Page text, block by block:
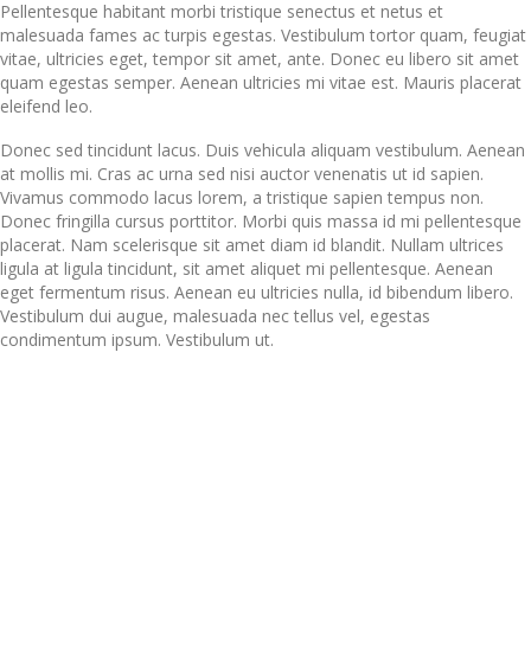
Pellentesque habitant morbi tristique senectus et netus et
malesuada fames ac turpis egestas. Vestibulum tortor quam, feugiat
vitae, ultricies eget, tempor sit amet, ante. Donec eu libero sit amet
quam egestas semper. Aenean ultricies mi vitae est. Mauris placerat
eleifend leo.
Donec sed tincidunt lacus. Duis vehicula aliquam vestibulum. Aenean
at mollis mi. Cras ac urna sed nisi auctor venenatis ut id sapien.
Vivamus commodo lacus lorem, a tristique sapien tempus non.
Donec fringilla cursus porttitor. Morbi quis massa id mi pellentesque
placerat. Nam scelerisque sit amet diam id blandit. Nullam ultrices
ligula at ligula tincidunt, sit amet aliquet mi pellentesque. Aenean
eget fermentum risus. Aenean eu ultricies nulla, id bibendum libero.
Vestibulum dui augue, malesuada nec tellus vel, egestas
condimentum ipsum. Vestibulum ut.